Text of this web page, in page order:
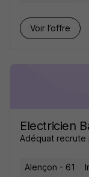
Voir l’offre
Electricien
Adéquat recrute
Alençon - 61